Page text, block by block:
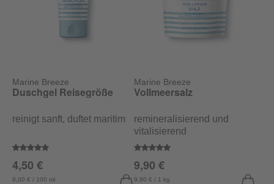
Marine Breeze
Durchschnittliche Bewertung von 5 von 5 Sternen
Duschgel Reisegröße
reinigt sanft, duftet maritim
9,00 € / 100 ml
4,50 €
Marine Breeze
Durchschnittliche Bewertung
Vollmeersalz
remineralisierend und
vitalisierend
9,90 € / 1 kg
9,90 €